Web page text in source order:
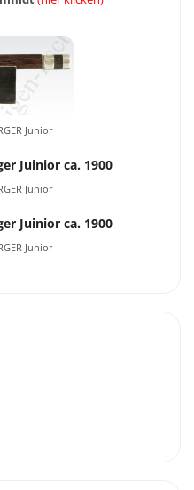
Junior
Junior
Junior